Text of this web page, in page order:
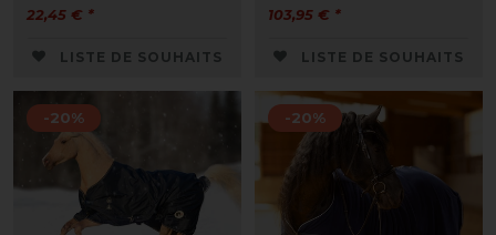
22,45 € *
LISTE DE SOUHAITS
103,95 € *
LISTE DE SOUHAITS
-20% -20%